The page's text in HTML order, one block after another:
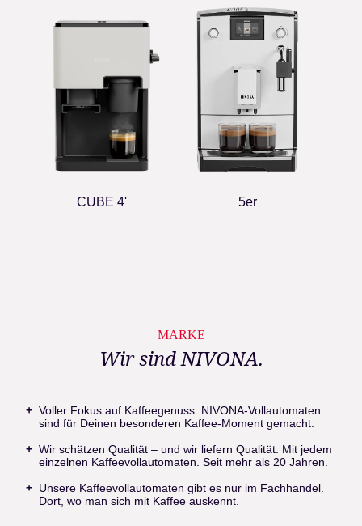
CUBE 4' 5er
MARKE
Wir sind NIVONA.
Voller Fokus auf Kaffeegenuss: NIVONA-Vollautomaten
sind für Deinen besonderen Kaffee-Moment gemacht.
Wir schätzen Qualität – und wir liefern Qualität. Mit jedem
einzelnen Kaffeevollautomaten. Seit mehr als 20 Jahren.
Unsere Kaffeevollautomaten gibt es nur im Fachhandel.
Dort, wo man sich mit Kaffee auskennt.